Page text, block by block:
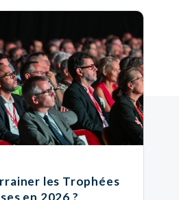
les Trophées
en 2026 ?